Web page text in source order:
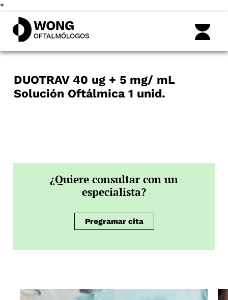
*
DUOTRAV 40 ug + 5 mg/ mL
Solución Oftálmica 1 unid.
¿Quiere consultar con un
especialista?
Programar cita